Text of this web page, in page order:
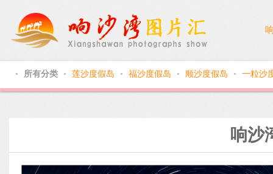
● 所有分类 ● 莲沙度假岛 ● 福沙度假岛 ● 顺沙度假岛 ● 一粒沙
响沙